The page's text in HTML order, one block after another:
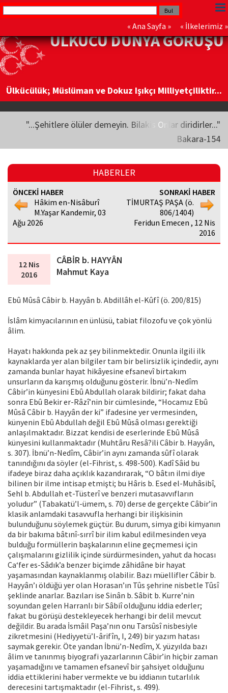
« Ana Sayfa » « İlkelerimiz »
ÜLKÜCÜ DÜNYA GÖRÜŞÜ
Ülkücülük; Müslüman ve Dokuz Işıkçı Milliyetçiliktir...
"...Şehitlere ölüler demeyin. Bilakis Onlar diridirler..."
Bakara-154
HABERLER
ÖNCEKİ HABER
Hâkim en-Nisâburî
M.Yaşar Kandemir, 03
Ağu 2026
SONRAKİ HABER
TİMURTAŞ PAŞA (ö.
806/1404)
Feridun Emecen , 12 Nis
2016
12 Nis
2016
CÂBİR b. HAYYÂN
Mahmut Kaya
Ebû Mûsâ Câbir b. Hayyân b. Abdillâh el-Kûfî (ö. 200/815)
İslâm kimyacılarının en ünlüsü, tabiat filozofu ve çok yönlü
âlim.
Hayatı hakkında pek az şey bilinmektedir. Onunla ilgili ilk
kaynaklarda yer alan bilgiler tam bir belirsizlik içindedir, aynı
zamanda bunlar hayat hikâyesine efsanevî birtakım
unsurların da karışmış olduğunu gösterir. İbnü’n-Nedîm
Câbir’in künyesini Ebû Abdullah olarak bildirir; fakat daha
sonra Ebû Bekir er-Râzî’nin bir cümlesinde, “Hocamız Ebû
Mûsâ Câbir b. Hayyân der ki” ifadesine yer vermesinden,
künyenin Ebû Abdullah değil Ebû Mûsâ olması gerektiği
anlaşılmaktadır. Bizzat kendisi de eserlerinde Ebû Mûsâ
künyesini kullanmaktadır (Muhtâru Resâ?ili Câbir b. Hayyân,
s. 307). İbnü’n-Nedîm, Câbir’in aynı zamanda sûfî olarak
tanındığını da söyler (el-Fihrist, s. 498-500). Kadî Sâid bu
ifadeye biraz daha açıklık kazandırarak, “O bâtın ilmi diye
bilinen bir ilme intisap etmişti; bu Hâris b. Esed el-Muhâsibî,
Sehl b. Abdullah et-Tüsterî ve benzeri mutasavvıfların
yoludur” (Tabakatü’l-ümem, s. 70) derse de gerçekte Câbir’in
klasik anlamdaki tasavvufla herhangi bir ilişkisinin
bulunduğunu söylemek güçtür. Bu durum, simya gibi kimyanın
da bir bakıma bâtınî-sırrî bir ilim kabul edilmesinden veya
bulduğu formüllerin başkalarının eline geçmemesi için
çalışmalarını gizlilik içinde sürdürmesinden, yahut da hocası
Ca‘fer es-Sâdık’a benzer biçimde zâhidâne bir hayat
yaşamasından kaynaklanmış olabilir. Bazı müellifler Câbir b.
Hayyân’ı öldüğü yer olan Horasan’ın Tûs şehrine nisbetle Tûsî
şeklinde anarlar. Bazıları ise Sinân b. Sâbit b. Kurre’nin
soyundan gelen Harranlı bir Sâbiî olduğunu iddia ederler;
fakat bu görüşü destekleyecek herhangi bir delil mevcut
değildir. Bu arada İsmâil Paşa’nın onu Tarsûsî nisbesiyle
zikretmesini (Hediyyetü’l-ârifîn, I, 249) bir yazım hatası
saymak gerekir. Öte yandan İbnü’n-Nedîm, X. yüzyılda bazı
âlim ve tanınmış biyografi yazarlarının Câbir’in hiçbir zaman
yaşamadığını ve tamamen efsanevî bir şahsiyet olduğunu
iddia ettiklerini haber vermekte ve bu iddianın tutarlılık
derecesini tartışmaktadır (el-Fihrist, s. 499).